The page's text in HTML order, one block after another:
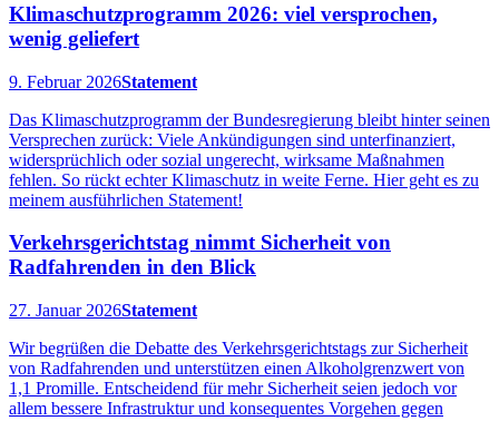
Klimaschutzprogramm 2026: viel versprochen,
wenig geliefert
9. Februar 2026Statement
Das Klimaschutzprogramm der Bundesregierung bleibt hinter seinen
Versprechen zurück: Viele Ankündigungen sind unterfinanziert,
widersprüchlich oder sozial ungerecht, wirksame Maßnahmen
fehlen. So rückt echter Klimaschutz in weite Ferne. Hier geht es zu
meinem ausführlichen Statement!
Verkehrsgerichtstag nimmt Sicherheit von
Radfahrenden in den Blick
27. Januar 2026Statement
Wir begrüßen die Debatte des Verkehrsgerichtstags zur Sicherheit
von Radfahrenden und unterstützen einen Alkoholgrenzwert von
1,1 Promille. Entscheidend für mehr Sicherheit seien jedoch vor
allem bessere Infrastruktur und konsequentes Vorgehen gegen